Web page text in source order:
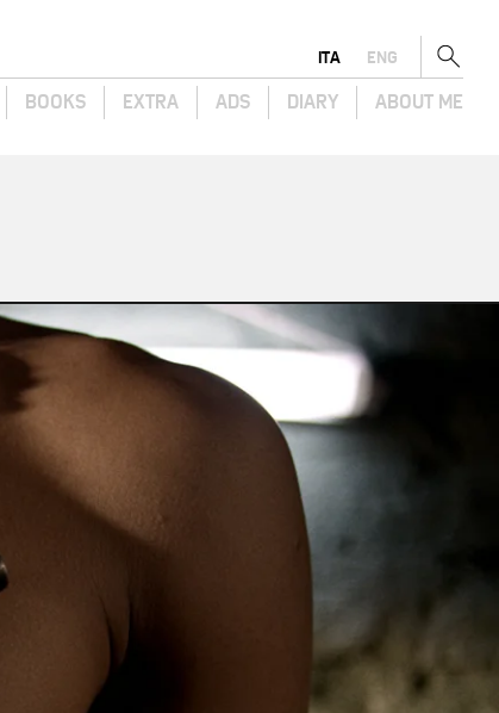
ENG
ITA
BOOKS EXTRA ADS DIARY ABOUT ME